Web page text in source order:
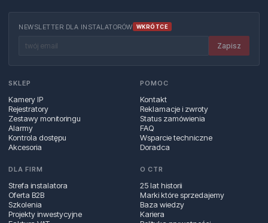
NEWSLETTER DLA INSTALATORÓW WKRÓTCE
Zapisz
SKLEP
Kamery IP
Rejestratory
Zestawy monitoringu
Alarmy
Kontrola dostępu
Akcesoria
POMOC
Kontakt
Reklamacje i zwroty
Status zamówienia
FAQ
Wsparcie techniczne
Doradca
DLA FIRM
Strefa instalatora
Oferta B2B
Szkolenia
Projekty inwestycyjne
O CTR
25 lat historii
Marki które sprzedajemy
Baza wiedzy
Kariera